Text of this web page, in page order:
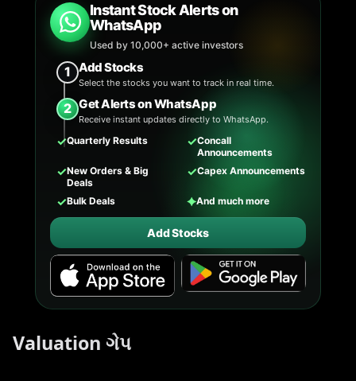
Instant Stock Alerts on
WhatsApp
Used by 10,000+ active investors
1 Add Stocks
Select the stocks you want to track in real time.
2 Get Alerts on WhatsApp
Receive instant updates directly to WhatsApp.
✓Quarterly Results ✓Concall
Announcements
✓New Orders & Big
Deals
✓Capex Announcements
✓Bulk Deals ✦And much more
Add Stocks
Valuation ગેપ